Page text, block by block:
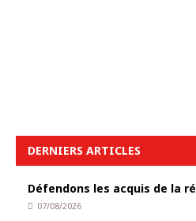
DERNIERS ARTICLES
Défendons les acquis de la
07/08/2026